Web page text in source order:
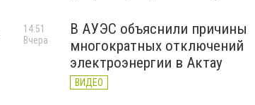
В АУЭС объяснили причины
многократных отключений
электроэнергии в Актау
ВИДЕО
14:51
Вчера